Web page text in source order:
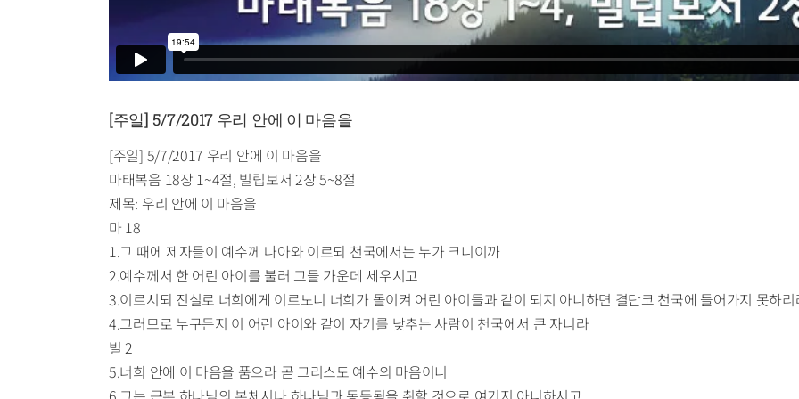
[주일] 5/7/2017 우리 안에 이 마음을
[주일] 5/7/2017 우리 안에 이 마음을
마태복음 18장 1~4절, 빌립보서 2장 5~8절
제목: 우리 안에 이 마음을
마 18
1.그 때에 제자들이 예수께 나아와 이르되 천국에서는 누가 크니이까
2.예수께서 한 어린 아이를 불러 그들 가운데 세우시고
3.이르시되 진실로 너희에게 이르노니 너희가 돌이켜 어린 아이들과 같이 되지 아니하면 결단코 천국에 들어가지 못하
4.그러므로 누구든지 이 어린 아이와 같이 자기를 낮추는 사람이 천국에서 큰 자니라
빌 2
5.너희 안에 이 마음을 품으라 곧 그리스도 예수의 마음이니